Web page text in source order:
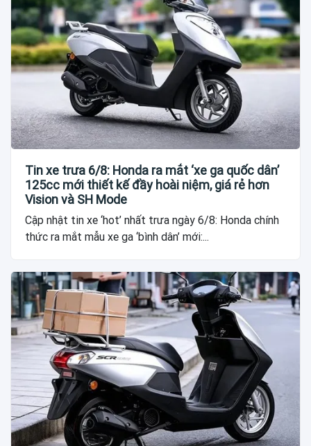
Tin xe trưa 6/8: Honda ra mắt ‘xe ga quốc dân’
125cc mới thiết kế đầy hoài niệm, giá rẻ hơn
Vision và SH Mode
Cập nhật tin xe ‘hot’ nhất trưa ngày 6/8: Honda chính
thức ra mắt mẫu xe ga ‘bình dân’ mới:...